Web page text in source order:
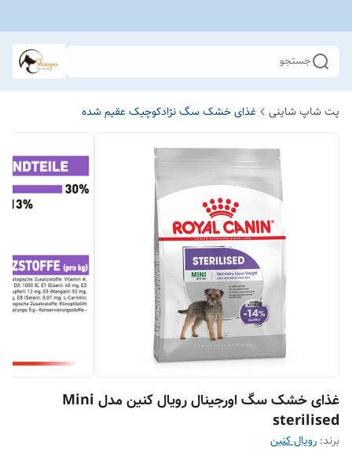
جستجو
پت شاپ شاینی غذای خشک سگ نژادکوچیک عقیم شده
غذای خشک سگ اورجینال رویال کنین مدل Mini
sterilised
برند: رویال کنین